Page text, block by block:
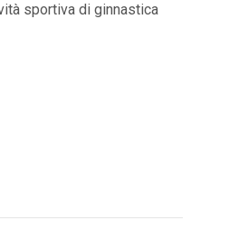
sportiva di ginnastica